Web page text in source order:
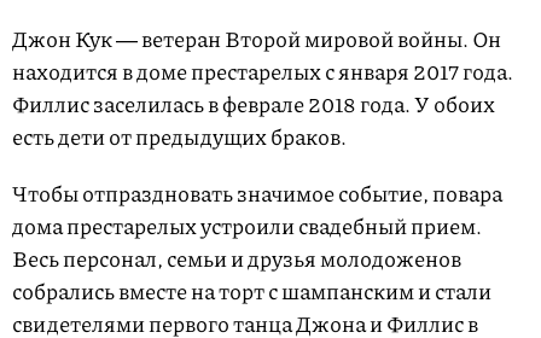
Джон Кук ― ветеран Второй мировой войны. Он
находится в доме престарелых с января 2017 года.
Филлис заселилась в феврале 2018 года. У обоих
есть дети от предыдущих браков.
Чтобы отпраздновать значимое событие, повара
дома престарелых устроили свадебный прием.
Весь персонал, семьи и друзья молодоженов
собрались вместе на торт с шампанским и стали
свидетелями первого танца Джона и Филлис в